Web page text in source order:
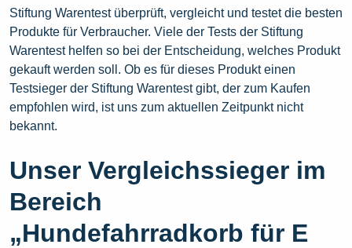
Stiftung Warentest überprüft, vergleicht und testet die besten
Produkte für Verbraucher. Viele der Tests der Stiftung
Warentest helfen so bei der Entscheidung, welches Produkt
gekauft werden soll. Ob es für dieses Produkt einen
Testsieger der Stiftung Warentest gibt, der zum Kaufen
empfohlen wird, ist uns zum aktuellen Zeitpunkt nicht
bekannt.
Unser Vergleichssieger im
Bereich
„Hundefahrradkorb für E